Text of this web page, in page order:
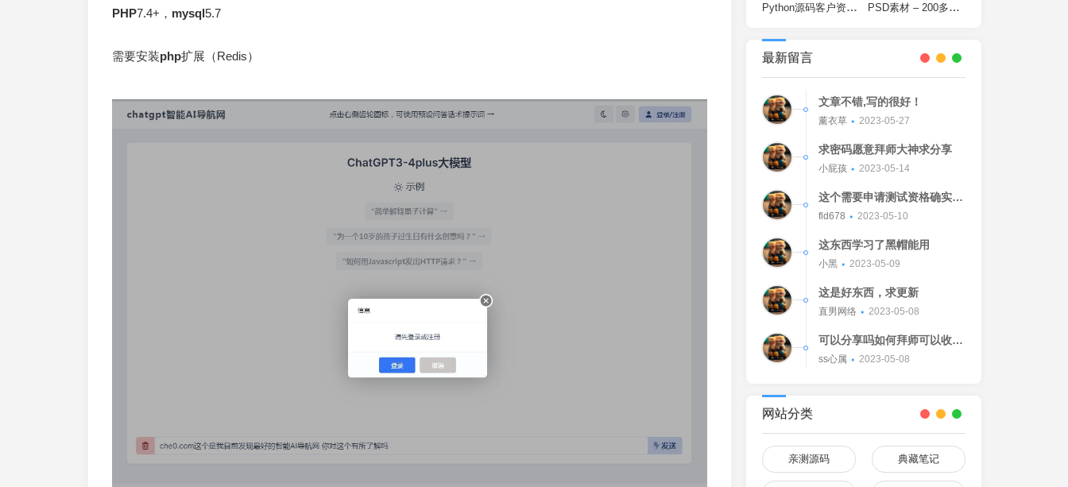
PHP7.4+， mysql5.7
需要安装php扩展（Redis）
Python源码客户资料管理系统V2.2一键运行 PSD素材 – 200多种类型证书PSD源码
最新留言
文章不错,写的很好！
薰衣草 2023-05-27
求密码愿意拜师大神求分享
小屁孩 2023-05-14
这个需要申请测试资格确实不
错的东西
fld678 2023-05-10
这东西学习了黑帽能用
小黑 2023-05-09
这是好东西，求更新
直男网络 2023-05-08
可以分享吗如何拜师可以收我
吗[Watermelon]
ss心属 2023-05-08
网站分类
亲测源码 典藏笔记